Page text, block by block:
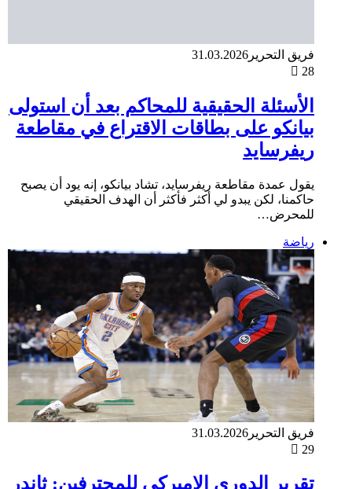
فريق التحرير 31.03.2026
28
الأسئلة الحقيقية للمحاكم بعد أن استولى
بيانكو على بطاقات الاقتراع في مقاطعة
ريفرسايد
يقول عمدة مقاطعة ريفرسايد، تشاد بيانكو، إنه يود أن يصبح
حاكمنا، لكن يبدو لي أكثر فأكثر أن الهدف الحقيقي
للمحرض…
رياضة
فريق التحرير 31.03.2026
29
تقرير الدوري الاميركي للمحترفين: ثاندر